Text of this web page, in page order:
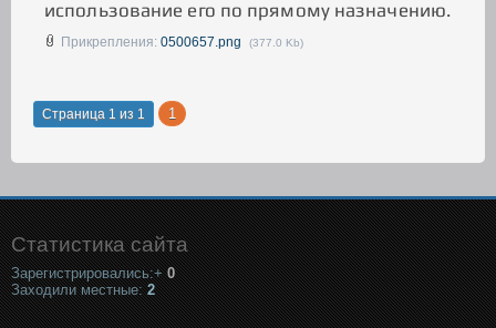
использование его по прямому назначению.
Прикрепления: 0500657.png (377.0 Kb)
Страница 1 из 1 1
Статистика сайта
Зарегистрировались:+ 0
Заходили местные: 2